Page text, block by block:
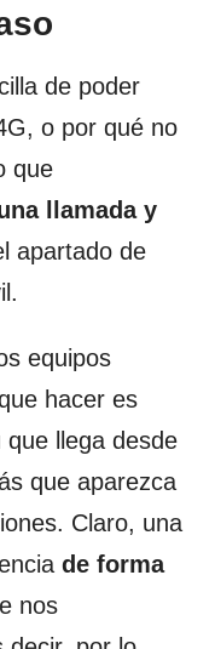
de poder
o por qué no
que
llamada y
apartado de
equipos
hacer es
que llega desde
que aparezca
Claro, una
de forma
nos